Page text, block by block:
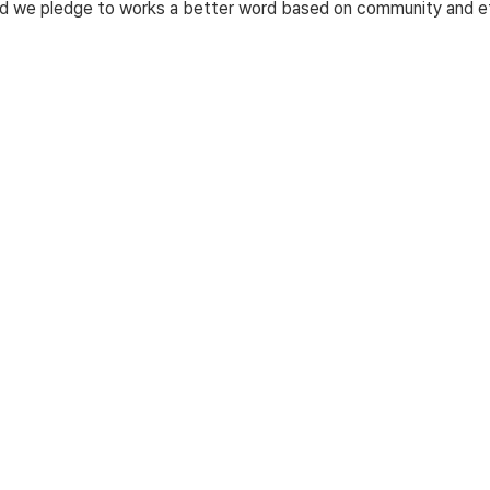
we pledge to works a better word based on community and